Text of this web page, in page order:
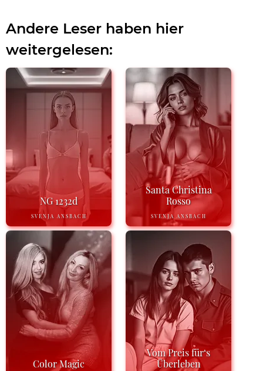
Andere Leser haben hier
weitergelesen:
NG 1232d
SVENJA ANSBACH
Santa Christina
Rosso
SVENJA ANSBACH
Color Magic
Vom Preis für‘s
Überleben